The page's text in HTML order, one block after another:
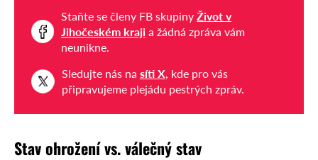
Staňte se členy FB skupiny Život v
Jihočeském kraji a žádná zpráva vám
neunikne.
Sledujte nás na síti X, kde pro vás
připravujeme plejádu pestrých zpráv.
Stav ohrožení vs. válečný stav